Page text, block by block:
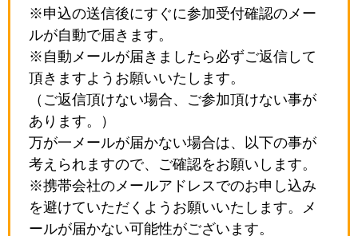
※申込の送信後にすぐに参加受付確認のメー
ルが自動で届きます。
※自動メールが届きましたら必ずご返信して
頂きますようお願いいたします。
（ご返信頂けない場合、ご参加頂けない事が
あります。）
万が一メールが届かない場合は、以下の事が
考えられますので、ご確認をお願いします。
※携帯会社のメールアドレスでのお申し込み
を避けていただくようお願いいたします。メ
ールが届かない可能性がございます。